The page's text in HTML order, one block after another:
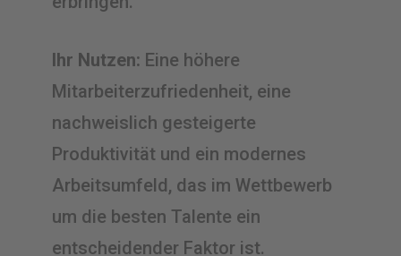
Ihr Nutzen: Eine höhere
Mitarbeiterzufriedenheit, eine
nachweislich gesteigerte
Produktivität und ein modernes
Arbeitsumfeld, das im Wettbewerb
um die besten Talente ein
entscheidender Faktor ist.